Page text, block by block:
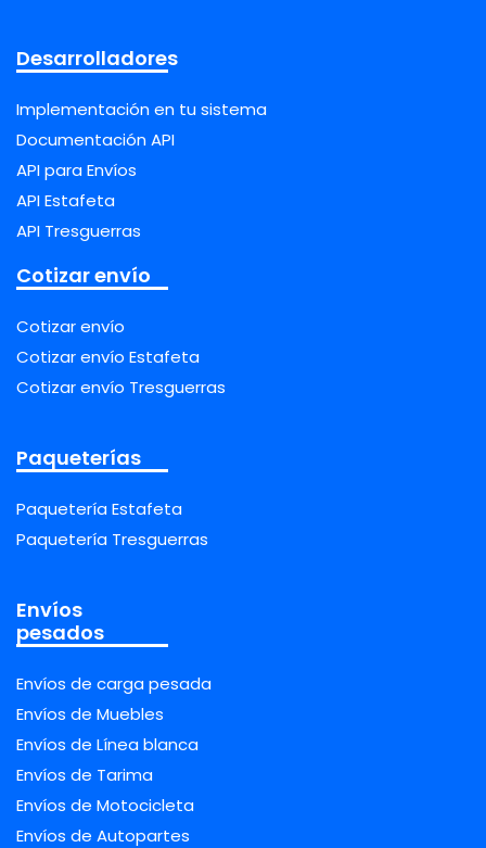
Desarrolladores
Implementación en tu sistema
Documentación API
API para Envíos
API Estafeta
API Tresguerras
Cotizar envío
Cotizar envío
Cotizar envío Estafeta
Cotizar envío Tresguerras
Paqueterías
Paquetería Estafeta
Paquetería Tresguerras
Envíos
pesados
Envíos de carga pesada
Envíos de Muebles
Envíos de Línea blanca
Envíos de Tarima
Envíos de Motocicleta
Envíos de Autopartes